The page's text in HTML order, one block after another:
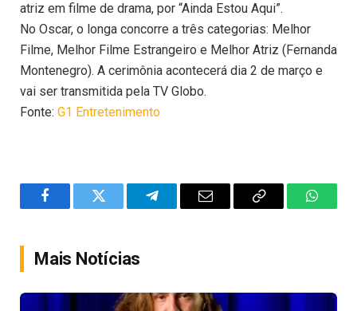
atriz em filme de drama, por “Ainda Estou Aqui”.
No Oscar, o longa concorre a três categorias: Melhor
Filme, Melhor Filme Estrangeiro e Melhor Atriz (Fernanda
Montenegro). A cerimônia acontecerá dia 2 de março e
vai ser transmitida pela TV Globo.
Fonte: G1 Entretenimento
FacebookTwitter TelegramEmail
Copy
Mais Notícias